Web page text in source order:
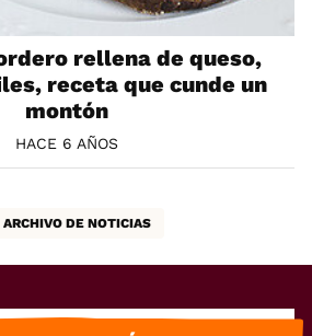
rellena de queso,
receta que cunde un
montón
HACE 6 AÑOS
ARCHIVO DE NOTICIAS